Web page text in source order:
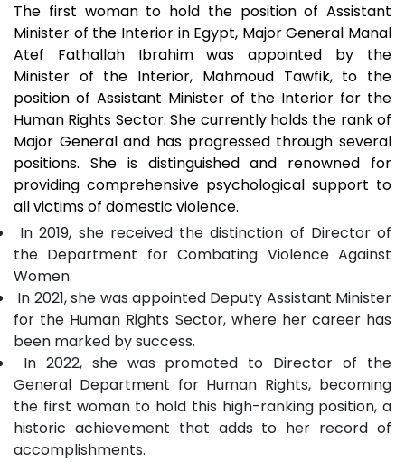
The first woman to hold the position of Assistant
Minister of the Interior in Egypt, Major General Manal
Atef Fathallah Ibrahim was appointed by the
Minister of the Interior, Mahmoud Tawfik, to the
position of Assistant Minister of the Interior for the
Human Rights Sector. She currently holds the rank of
Major General and has progressed through several
positions. She is distinguished and renowned for
providing comprehensive psychological support to
all victims of domestic violence.
In 2019, she received the distinction of Director of
the Department for Combating Violence Against
Women.
In 2021, she was appointed Deputy Assistant Minister
for the Human Rights Sector, where her career has
been marked by success.
In 2022, she was promoted to Director of the
General Department for Human Rights, becoming
the first woman to hold this high-ranking position, a
historic achievement that adds to her record of
accomplishments.